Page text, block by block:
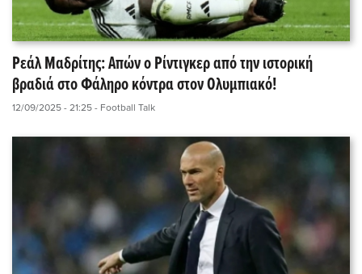
Ρεάλ Μαδρίτης: Απών ο Ρίντιγκερ από την ιστορική
βραδιά στο Φάληρο κόντρα στον Ολυμπιακό!
12/09/2025 - 21:25 - Football Talk